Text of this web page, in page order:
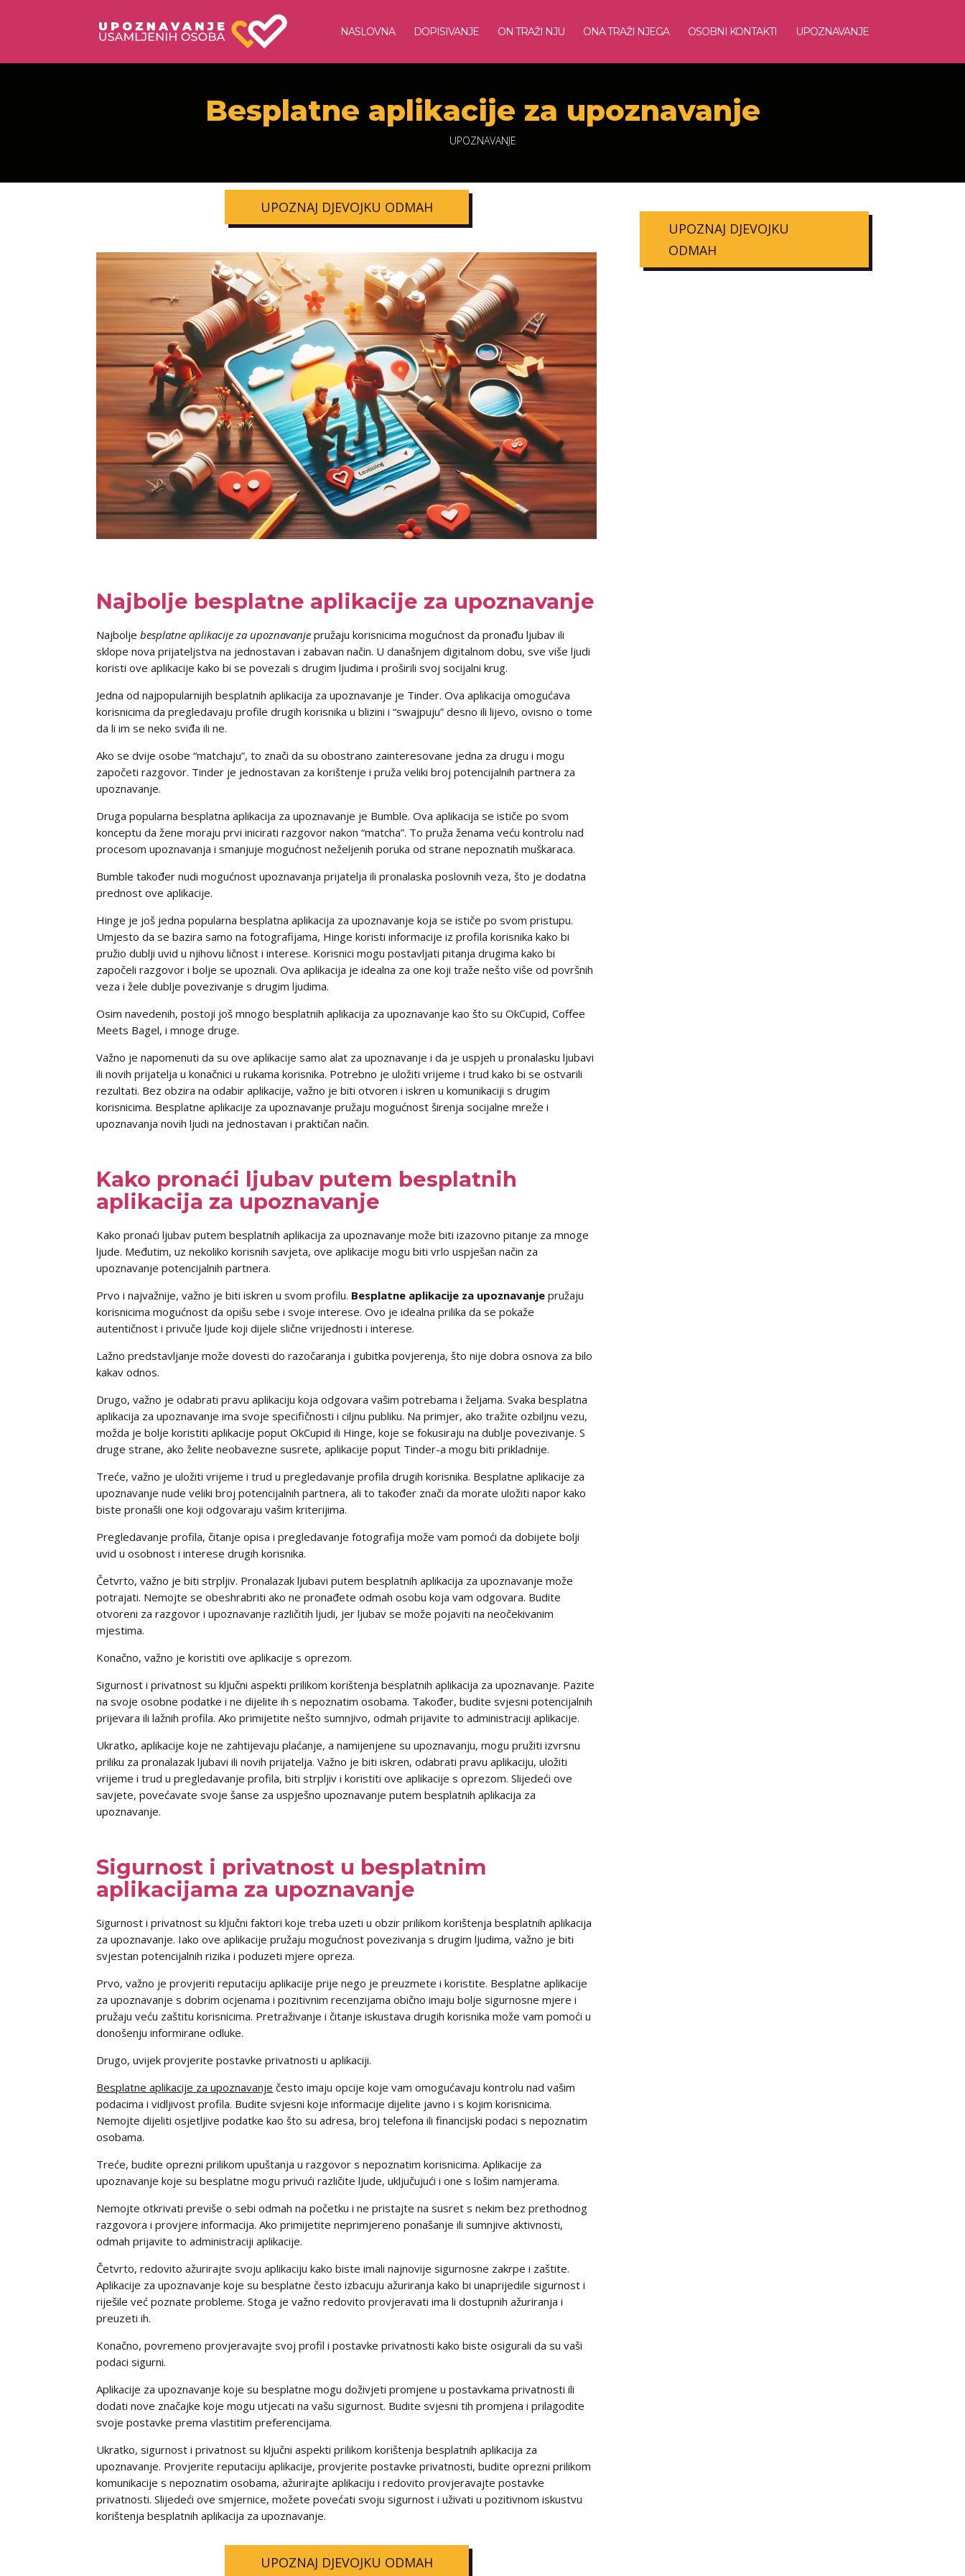
NASLOVNA DOPISIVANJE ON TRAŽI NJU ONA TRAŽI NJEGA OSOBNI KONTAKTI UPOZNAVANJE
Besplatne aplikacije za upoznavanje
UPOZNAVANJE
UPOZNAJ DJEVOJKU ODMAH
Najbolje besplatne aplikacije za upoznavanje
Najboljebesplatne aplikacije za upoznavanje pružaju korisnicima mogućnost da pronađu ljubav ili
sklope nova prijateljstva na jednostavan i zabavan način. U današnjem digitalnom dobu, sve više ljudi
koristi ove aplikacije kako bi se povezali s drugim ljudima i proširili svoj socijalni krug.
Jedna od najpopularnijih besplatnih aplikacija za upoznavanje je Tinder. Ova aplikacija omogućava
korisnicima da pregledavaju profile drugih korisnika u blizini i “swajpuju” desno ili lijevo, ovisno o tome
da li im se neko sviđa ili ne.
Ako se dvije osobe “matchaju”, to znači da su obostrano zainteresovane jedna za drugu i mogu
započeti razgovor. Tinder je jednostavan za korištenje i pruža veliki broj potencijalnih partnera za
upoznavanje.
Druga popularna besplatna aplikacija za upoznavanje je Bumble. Ova aplikacija se ističe po svom
konceptu da žene moraju prvi inicirati razgovor nakon “matcha”. To pruža ženama veću kontrolu nad
procesom upoznavanja i smanjuje mogućnost neželjenih poruka od strane nepoznatih muškaraca.
Bumble također nudi mogućnost upoznavanja prijatelja ili pronalaska poslovnih veza, što je dodatna
prednost ove aplikacije.
Hinge je još jedna popularna besplatna aplikacija za upoznavanje koja se ističe po svom pristupu.
Umjesto da se bazira samo na fotografijama, Hinge koristi informacije iz profila korisnika kako bi
pružio dublji uvid u njihovu ličnost i interese. Korisnici mogu postavljati pitanja drugima kako bi
započeli razgovor i bolje se upoznali. Ova aplikacija je idealna za one koji traže nešto više od površnih
veza i žele dublje povezivanje s drugim ljudima.
Osim navedenih, postoji još mnogo besplatnih aplikacija za upoznavanje kao što su OkCupid, Coffee
Meets Bagel, i mnoge druge.
Važno je napomenuti da su ove aplikacije samo alat za upoznavanje i da je uspjeh u pronalasku ljubavi
ili novih prijatelja u konačnici u rukama korisnika. Potrebno je uložiti vrijeme i trud kako bi se ostvarili
rezultati. Bez obzira na odabir aplikacije, važno je biti otvoren i iskren u komunikaciji s drugim
korisnicima. Besplatne aplikacije za upoznavanje pružaju mogućnost širenja socijalne mreže i
upoznavanja novih ljudi na jednostavan i praktičan način.
Kako pronaći ljubav putem besplatnih
aplikacija za upoznavanje
Kako pronaći ljubav putem besplatnih aplikacija za upoznavanje može biti izazovno pitanje za mnoge
ljude. Međutim, uz nekoliko korisnih savjeta, ove aplikacije mogu biti vrlo uspješan način za
upoznavanje potencijalnih partnera.
Prvo i najvažnije, važno je biti iskren u svom profilu. Besplatne aplikacije za upoznavanje pružaju
korisnicima mogućnost da opišu sebe i svoje interese. Ovo je idealna prilika da se pokaže
autentičnost i privuče ljude koji dijele slične vrijednosti i interese.
Lažno predstavljanje može dovesti do razočaranja i gubitka povjerenja, što nije dobra osnova za bilo
kakav odnos.
Drugo, važno je odabrati pravu aplikaciju koja odgovara vašim potrebama i željama. Svaka besplatna
aplikacija za upoznavanje ima svoje specifičnosti i ciljnu publiku. Na primjer, ako tražite ozbiljnu vezu,
možda je bolje koristiti aplikacije poput OkCupid ili Hinge, koje se fokusiraju na dublje povezivanje. S
druge strane, ako želite neobavezne susrete, aplikacije poput Tinder-a mogu biti prikladnije.
Treće, važno je uložiti vrijeme i trud u pregledavanje profila drugih korisnika. Besplatne aplikacije za
upoznavanje nude veliki broj potencijalnih partnera, ali to također znači da morate uložiti napor kako
biste pronašli one koji odgovaraju vašim kriterijima.
Pregledavanje profila, čitanje opisa i pregledavanje fotografija može vam pomoći da dobijete bolji
uvid u osobnost i interese drugih korisnika.
Četvrto, važno je biti strpljiv. Pronalazak ljubavi putem besplatnih aplikacija za upoznavanje može
potrajati. Nemojte se obeshrabriti ako ne pronađete odmah osobu koja vam odgovara. Budite
otvoreni za razgovor i upoznavanje različitih ljudi, jer ljubav se može pojaviti na neočekivanim
mjestima.
Konačno, važno je koristiti ove aplikacije s oprezom.
Sigurnost i privatnost su ključni aspekti prilikom korištenja besplatnih aplikacija za upoznavanje. Pazite
na svoje osobne podatke i ne dijelite ih s nepoznatim osobama. Također, budite svjesni potencijalnih
prijevara ili lažnih profila. Ako primijetite nešto sumnjivo, odmah prijavite to administraciji aplikacije.
Ukratko, aplikacije koje ne zahtijevaju plaćanje, a namijenjene su upoznavanju, mogu pružiti izvrsnu
priliku za pronalazak ljubavi ili novih prijatelja. Važno je biti iskren, odabrati pravu aplikaciju, uložiti
vrijeme i trud u pregledavanje profila, biti strpljiv i koristiti ove aplikacije s oprezom. Slijedeći ove
savjete, povećavate svoje šanse za uspješno upoznavanje putem besplatnih aplikacija za
upoznavanje.
Sigurnost i privatnost u besplatnim
aplikacijama za upoznavanje
Sigurnost i privatnost su ključni faktori koje treba uzeti u obzir prilikom korištenja besplatnih aplikacija
za upoznavanje. Iako ove aplikacije pružaju mogućnost povezivanja s drugim ljudima, važno je biti
svjestan potencijalnih rizika i poduzeti mjere opreza.
Prvo, važno je provjeriti reputaciju aplikacije prije nego je preuzmete i koristite. Besplatne aplikacije
za upoznavanje s dobrim ocjenama i pozitivnim recenzijama obično imaju bolje sigurnosne mjere i
pružaju veću zaštitu korisnicima. Pretraživanje i čitanje iskustava drugih korisnika može vam pomoći u
donošenju informirane odluke.
Drugo, uvijek provjerite postavke privatnosti u aplikaciji.
Besplatne aplikacije za upoznavanje često imaju opcije koje vam omogućavaju kontrolu nad vašim
podacima i vidljivost profila. Budite svjesni koje informacije dijelite javno i s kojim korisnicima.
Nemojte dijeliti osjetljive podatke kao što su adresa, broj telefona ili financijski podaci s nepoznatim
osobama.
Treće, budite oprezni prilikom upuštanja u razgovor s nepoznatim korisnicima. Aplikacije za
upoznavanje koje su besplatne mogu privući različite ljude, uključujući i one s lošim namjerama.
Nemojte otkrivati previše o sebi odmah na početku i ne pristajte na susret s nekim bez prethodnog
razgovora i provjere informacija. Ako primijetite neprimjereno ponašanje ili sumnjive aktivnosti,
odmah prijavite to administraciji aplikacije.
Četvrto, redovito ažurirajte svoju aplikaciju kako biste imali najnovije sigurnosne zakrpe i zaštite.
Aplikacije za upoznavanje koje su besplatne često izbacuju ažuriranja kako bi unaprijedile sigurnost i
riješile već poznate probleme. Stoga je važno redovito provjeravati ima li dostupnih ažuriranja i
preuzeti ih.
Konačno, povremeno provjeravajte svoj profil i postavke privatnosti kako biste osigurali da su vaši
podaci sigurni.
Aplikacije za upoznavanje koje su besplatne mogu doživjeti promjene u postavkama privatnosti ili
dodati nove značajke koje mogu utjecati na vašu sigurnost. Budite svjesni tih promjena i prilagodite
svoje postavke prema vlastitim preferencijama.
Ukratko, sigurnost i privatnost su ključni aspekti prilikom korištenja besplatnih aplikacija za
upoznavanje. Provjerite reputaciju aplikacije, provjerite postavke privatnosti, budite oprezni prilikom
komunikacije s nepoznatim osobama, ažurirajte aplikaciju i redovito provjeravajte postavke
privatnosti. Slijedeći ove smjernice, možete povećati svoju sigurnost i uživati u pozitivnom iskustvu
korištenja besplatnih aplikacija za upoznavanje.
UPOZNAJ DJEVOJKU ODMAH
UPOZNAJ DJEVOJKU
ODMAH